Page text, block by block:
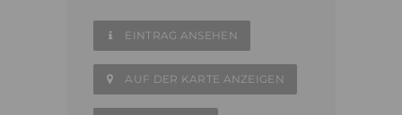
EINTRAG ANSEHEN
AUF DER KARTE ANZEIGEN